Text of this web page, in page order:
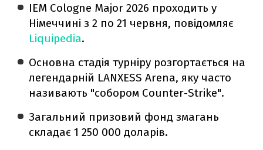
IEM Cologne Major 2026 проходить у
Німеччині з 2 по 21 червня, повідомляє
Liquipedia.
Основна стадія турніру розгортається на
легендарній LANXESS Arena, яку часто
називають "собором Counter-Strike".
Загальний призовий фонд змагань
складає 1 250 000 доларів.